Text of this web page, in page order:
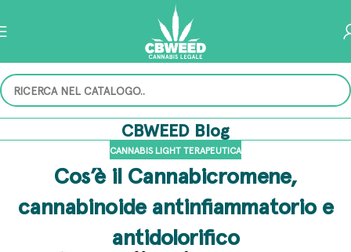
CBWEED Blog
CANNABIS LIGHT TERAPEUTICA
Cos’è il Cannabicromene,
cannabinoide antinfiammatorio e
antidolorifico